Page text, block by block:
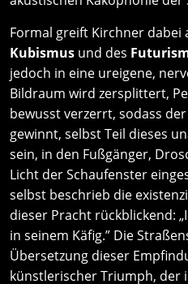
Formal greift Kirchner dabei
Kubismus und des
jedoch in eine ureigene,
Bildraum wird zersplittert,
bewusst verzerrt, sodass
gewinnt, selbst Teil dieses
sein, in den Fußgänger,
Licht der Schaufenster
selbst beschrieb die
dieser Pracht rückblickend:
in seinem Käfig.” Die
Übersetzung dieser
künstlerischer Triumph, der